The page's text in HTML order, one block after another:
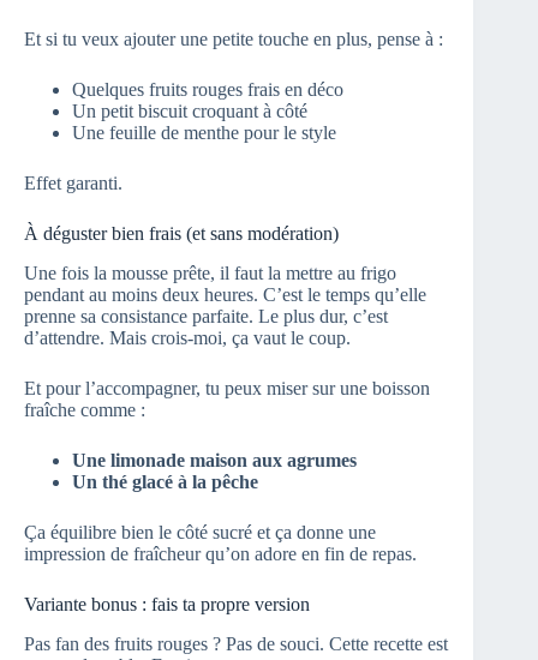
Et si tu veux ajouter une petite touche en plus, pense à :
Quelques fruits rouges frais en déco
Un petit biscuit croquant à côté
Une feuille de menthe pour le style
Effet garanti.
À déguster bien frais (et sans modération)
Une fois la mousse prête, il faut la mettre au frigo
pendant au moins deux heures. C’est le temps qu’elle
prenne sa consistance parfaite. Le plus dur, c’est
d’attendre. Mais crois-moi, ça vaut le coup.
Et pour l’accompagner, tu peux miser sur une boisson
fraîche comme :
Une limonade maison aux agrumes
Un thé glacé à la pêche
Ça équilibre bien le côté sucré et ça donne une
impression de fraîcheur qu’on adore en fin de repas.
Variante bonus : fais ta propre version
Pas fan des fruits rouges ? Pas de souci. Cette recette est